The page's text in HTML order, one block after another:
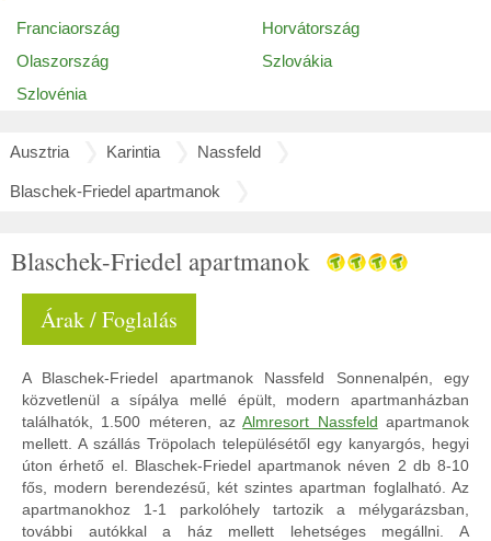
Franciaország
Horvátország
Olaszország
Szlovákia
Szlovénia
Ausztria Karintia Nassfeld
Blaschek-Friedel apartmanok
Blaschek-Friedel apartmanok
Árak / Foglalás
A Blaschek-Friedel apartmanok Nassfeld Sonnenalpén, egy
közvetlenül a sípálya mellé épült, modern apartmanházban
találhatók, 1.500 méteren, azAlmresort Nassfeld apartmanok
mellett. A szállás Tröpolach településétől egy kanyargós, hegyi
úton érhető el. Blaschek-Friedel apartmanok néven 2 db 8-10
fős, modern berendezésű, két szintes apartman foglalható. Az
apartmanokhoz 1-1 parkolóhely tartozik a mélygarázsban,
további autókkal a ház mellett lehetséges megállni. A